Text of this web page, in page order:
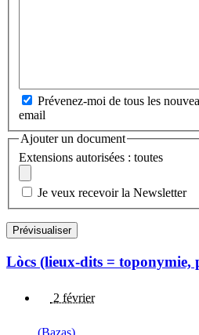
Prévenez-moi de tous les
email
Ajouter un document
Extensions autorisées : toutes
Je veux recevoir la Newsletter
Lòcs (lieux-dits = toponymie,
2 février